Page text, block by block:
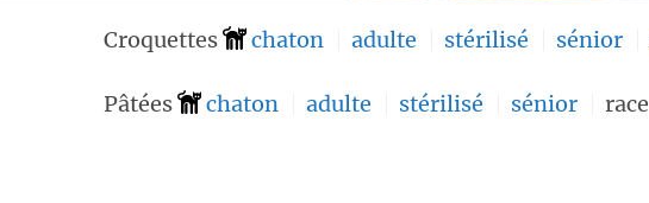
Croquettes chaton adulte stérilisé sénior
Pâtées chaton adulte stérilisé sénior race